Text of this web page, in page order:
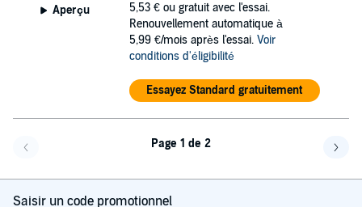
Aperçu 5,53 € ou gratuit avec l'essai.
Renouvellement automatique à
5,99 €/mois après l'essai. Voir
conditions d'éligibilité
Essayez Standard gratuitement
Page 1 de 2
Saisir un code promotionnel